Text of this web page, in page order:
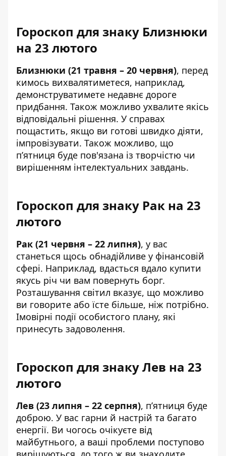
Гороскоп для знаку Близнюки
на 23 лютого
Близнюки (21 травня – 20 червня), перед
кимось вихвалятиметеся, наприклад,
демонструватимете недавнє дороге
придбання. Також можливо ухвалите якісь
відповідальні рішення. У справах
пощастить, якщо ви готові швидко діяти,
імпровізувати. Також можливо, що
п’ятниця буде пов'язана із творчістю чи
вирішенням інтелектуальних завдань.
Гороскоп для знаку Рак на 23
лютого
Рак (21 червня – 22 липня), у вас
станеться щось обнадійливе у фінансовій
сфері. Наприклад, вдасться вдало купити
якусь річ чи вам повернуть борг.
Розташування світил вказує, що можливо
ви говорите або їсте більше, ніж потрібно.
Імовірні події особистого плану, які
принесуть задоволення.
Гороскоп для знаку Лев на 23
лютого
Лев (23 липня – 22 серпня), п’ятниця буде
доброю. У вас гарни й настрій та багато
енергії. Ви чогось очікуєте від
майбутнього, а ваші проблеми поступово